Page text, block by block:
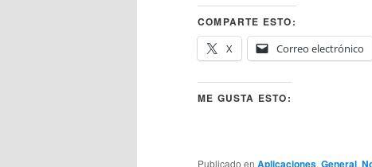
COMPARTE ESTO:
X
Correo electrónico
ME GUSTA ESTO:
Publicado en Aplicaciones, General,